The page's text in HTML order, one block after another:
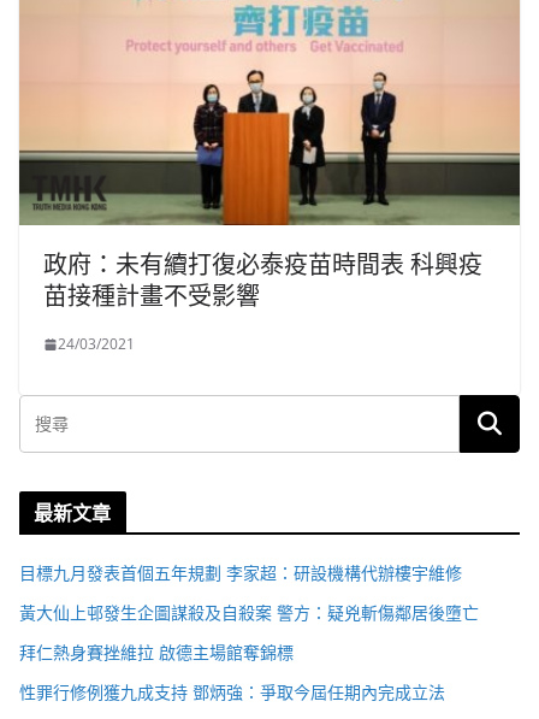
政府：未有續打復必泰疫苗時間表 科興疫
苗接種計畫不受影響
24/03/2021
最新文章
目標九月發表首個五年規劃 李家超：研設機構代辦樓宇維修
黃大仙上邨發生企圖謀殺及自殺案 警方：疑兇斬傷鄰居後墮亡
拜仁熱身賽挫維拉 啟德主場館奪錦標
性罪行修例獲九成支持 鄧炳強：爭取今屆任期內完成立法